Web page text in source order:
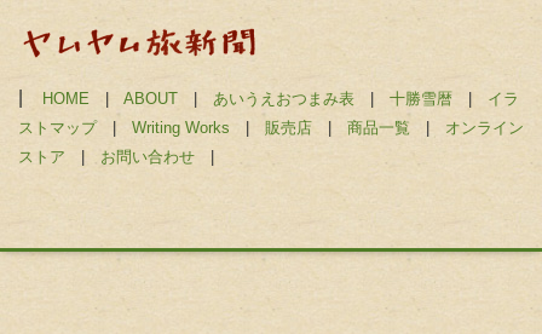
HOME | ABOUT | あいうえおつまみ表 | 十勝雪暦 | イラ
ストマップ| Writing Works | 販売店 | 商品一覧 | オンライン
ストア | お問い合わせ |